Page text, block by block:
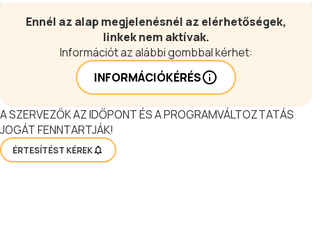
Ennél az alap megjelenésnél az elérhetőségek,
linkek nem aktívak.
Információt az alábbi gombbal kérhet:
INFORMÁCIÓKÉRÉS
A SZERVEZŐK AZ IDŐPONT ÉS A PROGRAMVÁLTOZTATÁS
JOGÁT FENNTARTJÁK!
ÉRTESÍTÉST KÉREK